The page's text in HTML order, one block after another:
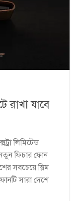
রাখা যাবে
লিমিটেড
নতুন ফিচার ফোন
সবচেয়ে স্লিম
সারা দেশে